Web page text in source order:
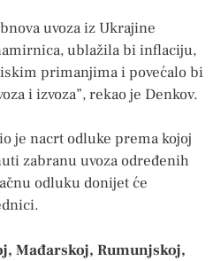
uvoza iz Ukrajine
ublažila bi inflaciju,
primanjima i povećalo bi
i izvoza”, rekao je Denkov.
je nacrt odluke prema kojoj
zabranu uvoza određenih
odluku donijet će
Mađarskoj, Rumunjskoj,